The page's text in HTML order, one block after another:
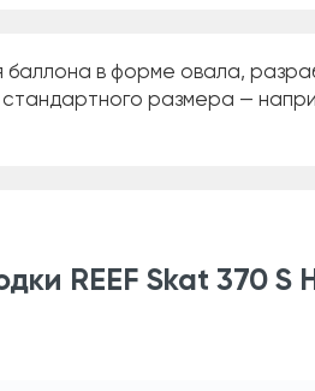
баллона в форме овала,
размера —
REEF Skat 370 S